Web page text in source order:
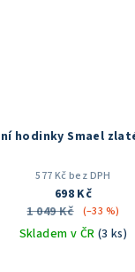
hodinky Smael
577 Kč bez DPH
698 Kč
1 049 Kč
(–33 %)
Skladem v ČR (3 ks)